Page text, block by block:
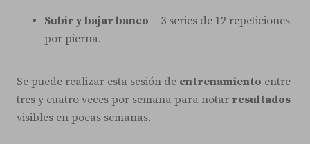
Subir y bajar banco – 3 series de 12 repeticiones
por pierna.
Se puede realizar esta sesión de entrenamiento entre
tres y cuatro veces por semana para notar resultados
visibles en pocas semanas.